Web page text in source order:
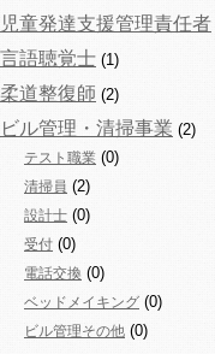
児童発達支援管理責任者
言語聴覚士 (1)
柔道整復師 (2)
ビル管理・清掃事業 (2)
テスト職業 (0)
清掃員 (2)
設計士 (0)
受付 (0)
電話交換 (0)
ベッドメイキング (0)
ビル管理その他 (0)